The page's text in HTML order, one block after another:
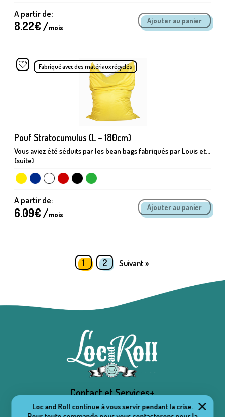
Loc and Roll continue à vous servir pendant la crise.
A partir de:
8.22€ /mois
Fabriqué avec des matériaux récyclés
Pouf Stratocumulus (L – 180cm)
Vous aviez été séduits par les bean bags fabriqués par Louis et...
(suite)
A partir de:
6.09€ /mois
1 2 Suivant »
Contact et Services+